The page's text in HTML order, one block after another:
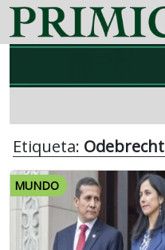
Etiqueta: Odebrecht
MUNDO